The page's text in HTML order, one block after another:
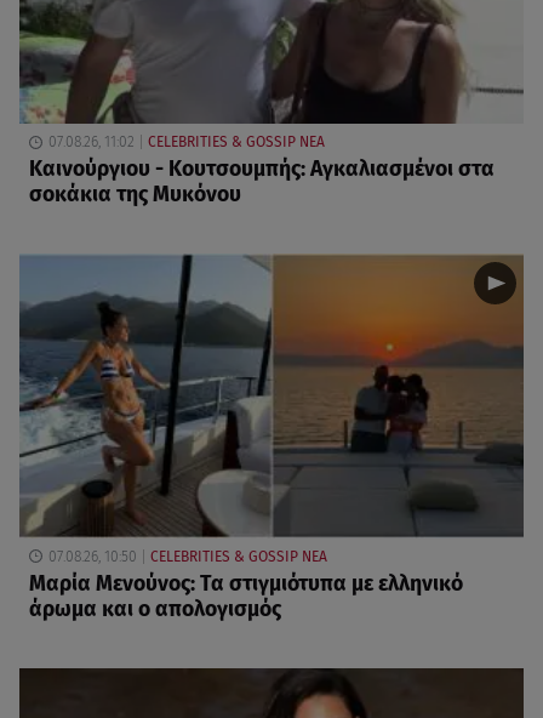
07.08.26, 11:02 CELEBRITIES & GOSSIP ΝΕΑ
Καινούργιου - Κουτσουμπής: Αγκαλιασμένοι στα
σοκάκια της Μυκόνου
07.08.26, 10:50 CELEBRITIES & GOSSIP ΝΕΑ
Μαρία Μενούνος: Τα στιγμιότυπα με ελληνικό
άρωμα και ο απολογισμός